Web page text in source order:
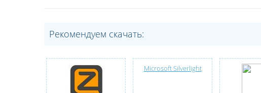
Рекомендуем скачать:
Microsoft Silverlight